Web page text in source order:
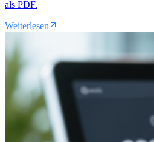
als PDF.
Weiterlesen